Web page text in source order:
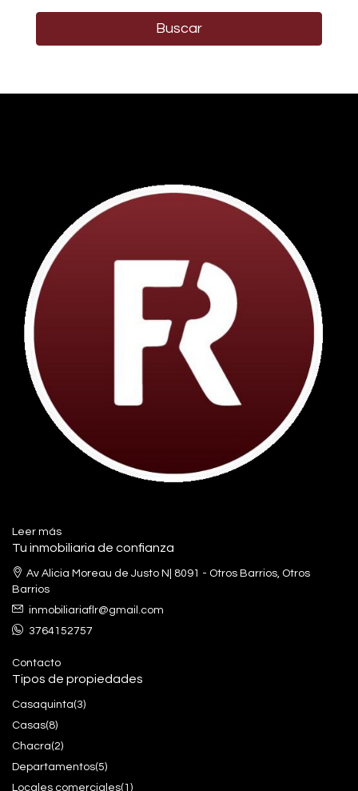
Buscar
Leer más
Tu inmobiliaria de confianza
Av Alicia Moreau de Justo N| 8091 - Otros Barrios, Otros
Barrios
inmobiliariaflr@gmail.com
3764152757
Contacto
Tipos de propiedades
Casaquinta(3)
Casas(8)
Chacra(2)
Departamentos(5)
Locales comerciales(1)